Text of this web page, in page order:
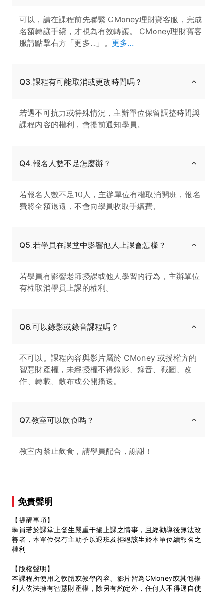
可以，請在課程前先聯繫 CMoney理財寶客服，完成
名額轉讓手續，才視為有效轉讓。 CMoney理財寶客
服請點擊右方「更多...」。 更多...
Q3.課程有可能取消或更改時間嗎？
若遇不可抗力或特殊情況，主辦單位保留調整時間與
課程內容的權利，會提前通知學員。
Q4.報名人數不足怎麼辦？
若報名人數不足10人，主辦單位有權取消開班，報名
費將全額退還，不會向學員收取手續費。
Q5.若學員在課堂中影響他人上課會怎樣？
若學員有影響老師授課或他人學習的行為，主辦單位
有權取消學員上課的權利。
Q6.可以錄影或錄音課程嗎？
不可以。課程內容與影片屬於 CMoney 或授權方的
智慧財產權，未經授權不得錄影、錄音、截圖、改
作、轉載、散布或公開播送。
Q7.教室可以飲食嗎？
教室內禁止飲食，請學員配合，謝謝！
免責聲明
【提醒事項】
學員若於課堂上發生嚴重干擾上課之情事，且經勸導後無法改
善者，本單位保有主動予以退班及拒絕該生於本單位續報名之
權利
【版權聲明】
本課程所使用之軟體或教學內容、影片皆為CMoney或其他權
利人依法擁有智慧財產權，除另有約定外，任何人不得逕自使